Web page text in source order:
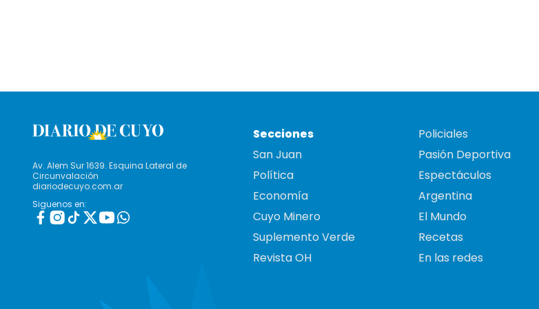
Av. Alem Sur 1639. Esquina Lateral de
Circunvalación
diariodecuyo.com.ar
Siguenos en:
Secciones
San Juan
Política
Economía
Cuyo Minero
Suplemento Verde
Revista OH
Policiales
Pasión Deportiva
Espectáculos
Argentina
El Mundo
Recetas
En las redes